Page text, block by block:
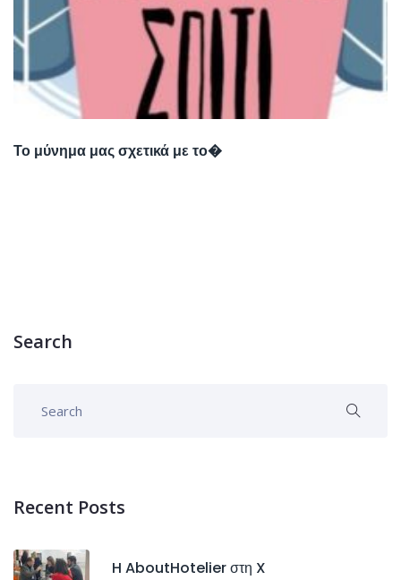
Το μύνημα μας σχετικά με το�
Search
Recent Posts
H AboutHotelier στη X